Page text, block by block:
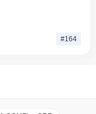
#164